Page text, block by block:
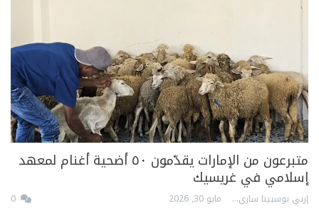
متبرعون من الإمارات يقدّمون ٥٠ أضحية أغنام لمعهد
إسلامي في غريسيك
إرني بوسبيتا ساري مايو 30, 2026